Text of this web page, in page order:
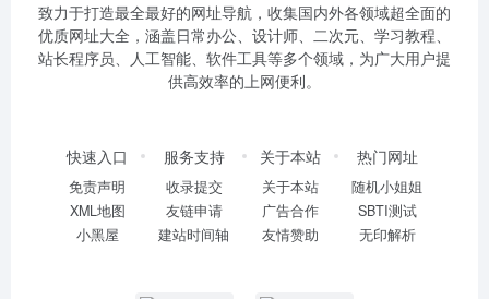
致力于打造最全最好的网址导航，收集国内外各领域超全面的
优质网址大全，涵盖日常办公、设计师、二次元、学习教程、
站长程序员、人工智能、软件工具等多个领域，为广大用户提
供高效率的上网便利。
快速入口
免责声明
XML地图
小黑屋
服务支持
收录提交
友链申请
建站时间轴
关于本站
关于本站
广告合作
友情赞助
热门网址
随机小姐姐
SBTI测试
无印解析